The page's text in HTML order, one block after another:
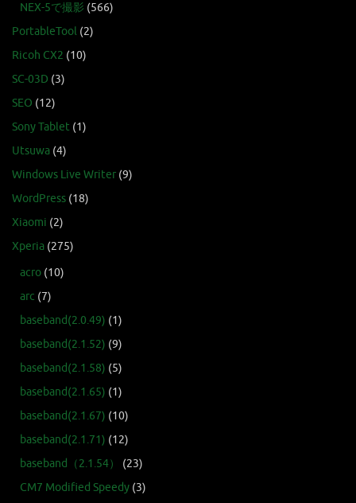
NEX-5で撮影 (566)
PortableTool (2)
Ricoh CX2 (10)
SC-03D (3)
SEO (12)
Sony Tablet (1)
Utsuwa (4)
Windows Live Writer (9)
WordPress (18)
Xiaomi (2)
Xperia (275)
acro (10)
arc (7)
baseband(2.0.49) (1)
baseband(2.1.52) (9)
baseband(2.1.58) (5)
baseband(2.1.65) (1)
baseband(2.1.67) (10)
baseband(2.1.71) (12)
baseband（2.1.54）
(23)
CM7 Modified Speedy (3)